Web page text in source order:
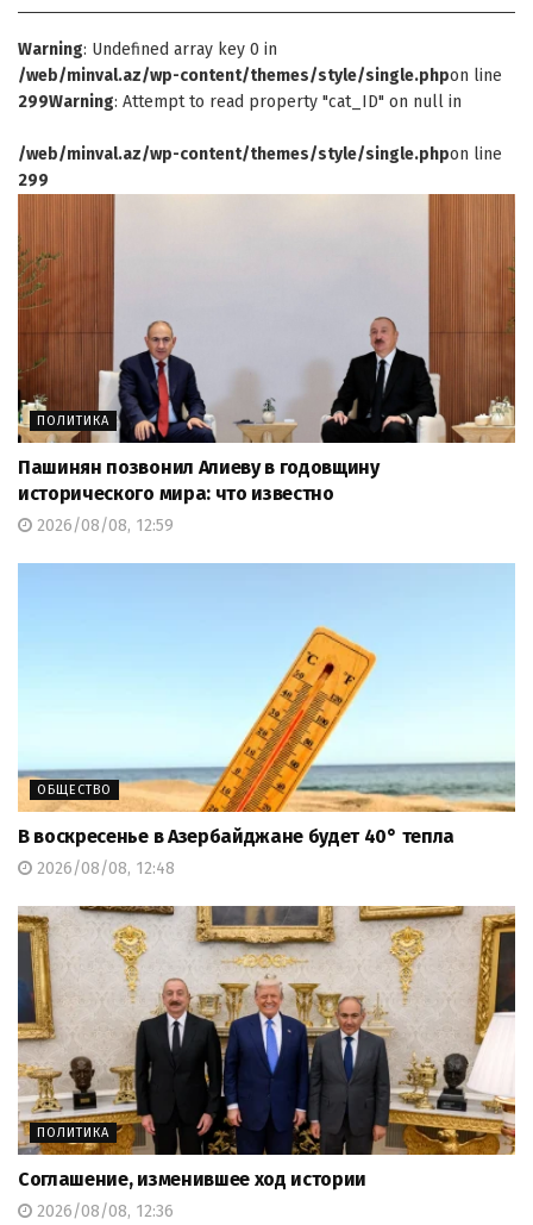
Warning: Undefined array key 0 in
/web/minval.az/wp-content/themes/style/single.phpon line
299Warning: Attempt to read property "cat_ID" on null in
/web/minval.az/wp-content/themes/style/single.phpon line
299
ПОЛИТИКА
Пашинян позвонил Алиеву в годовщину
исторического мира: что известно
2026/08/08, 12:59
ОБЩЕСТВО
В воскресенье в Азербайджане будет 40° тепла
2026/08/08, 12:48
ПОЛИТИКА
Соглашение, изменившее ход истории
2026/08/08, 12:36